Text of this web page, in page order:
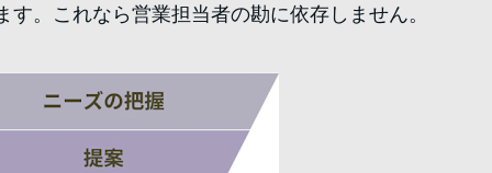
。これなら営業担当者の勘に依存しません。